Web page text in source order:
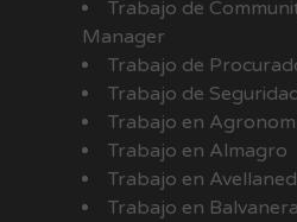
Trabajo de
Manager
Trabajo de
Trabajo de
Trabajo en
Trabajo en Almagro
Trabajo en
Trabajo en Balvanera